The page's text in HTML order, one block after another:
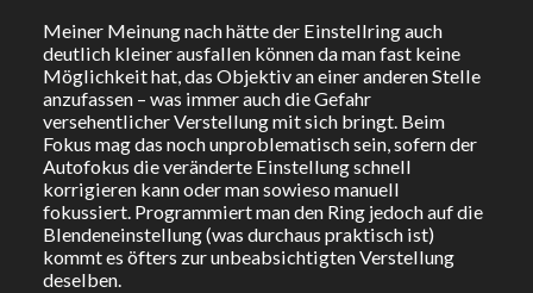
Meiner Meinung nach hätte der Einstellring auch
deutlich kleiner ausfallen können da man fast keine
Möglichkeit hat, das Objektiv an einer anderen Stelle
anzufassen – was immer auch die Gefahr
versehentlicher Verstellung mit sich bringt. Beim
Fokus mag das noch unproblematisch sein, sofern der
Autofokus die veränderte Einstellung schnell
korrigieren kann oder man sowieso manuell
fokussiert. Programmiert man den Ring jedoch auf die
Blendeneinstellung (was durchaus praktisch ist)
kommt es öfters zur unbeabsichtigten Verstellung
deselben.